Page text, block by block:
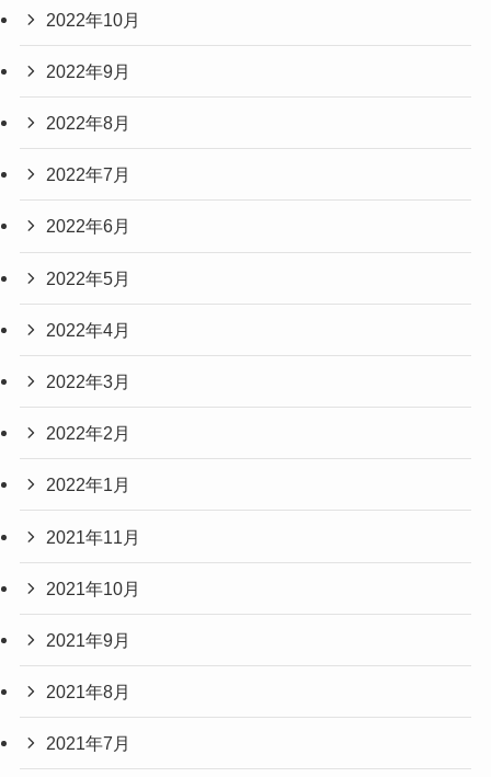
2022年10月
2022年9月
2022年8月
2022年7月
2022年6月
2022年5月
2022年4月
2022年3月
2022年2月
2022年1月
2021年11月
2021年10月
2021年9月
2021年8月
2021年7月